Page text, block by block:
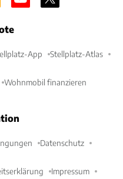
App Stellplatz-Atlas
Wohnmobil finanzieren
Datenschutz
Impressum